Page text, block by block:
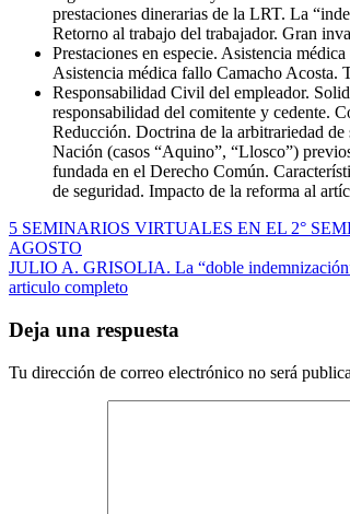
prestaciones dinerarias de la LRT. La
Retorno al trabajo del trabajador. Gran
Prestaciones en especie. Asistencia
Asistencia médica fallo Camacho Acosta.
Responsabilidad Civil del empleador.
responsabilidad del comitente y cedente.
Reducción. Doctrina de la arbitrariedad
Nación (casos “Aquino”, “Llosco”)
fundada en el Derecho Común.
de seguridad. Impacto de la reforma al
Navegación
de
entradas
5 SEMINARIOS VIRTUALES EN EL 2°
AGOSTO
JULIO A. GRISOLIA. La “doble
articulo completo
Deja una respuesta
Tu dirección de correo electrónico no será